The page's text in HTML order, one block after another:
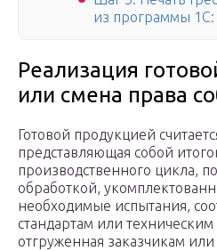
из программы 1С:
Реализация
или смена права
Готовой продукцией
представляющая собой
производственного цикла,
обработкой,
необходимые испытания,
стандартам или
отгруженная заказчикам или